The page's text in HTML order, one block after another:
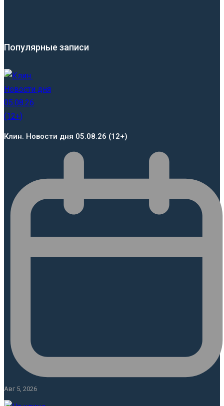
Популярные записи
Клин. Новости дня 05.08.26 (12+)
Авг 5, 2026